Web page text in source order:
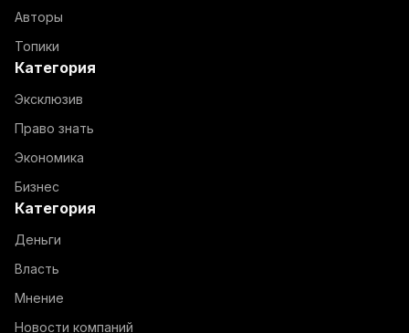
Авторы
Топики
Категория
Эксклюзив
Право знать
Экономика
Бизнес
Категория
Деньги
Власть
Мнение
Новости компаний